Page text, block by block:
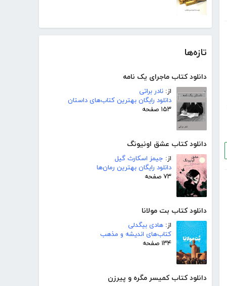
تازه‌ها
دانلود کتاب ماجرای یک نامه
از: نادر براتی
دانلود رایگان بهترین کتاب‌های داستان
۱۵۳ صفحه
دانلود کتاب عشق اونیونگ
از: جیمز اسکارث گیل
دانلود رایگان بهترین رمان‌ها
۷۳ صفحه
دانلود کتاب بت مولانا
از: هادی بیگدلی
کتاب‌های اندیشه و مذهب
۱۳۴ صفحه
دانلود کتاب کمیسر مگره و پیرزن